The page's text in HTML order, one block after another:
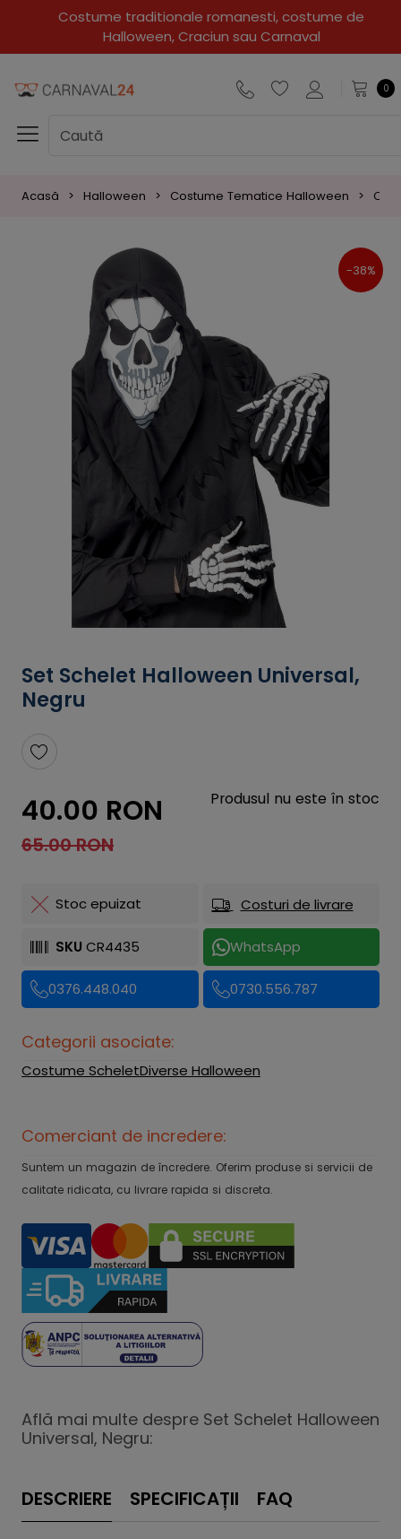
Costume traditionale romanesti, costume de
Halloween, Craciun sau Carnaval
0
Acasă Halloween Costume Tematice Halloween
-38%
Set Schelet Halloween Universal,
Negru
40.00 RON
65.00 RON
Produsul nu este în stoc
Stoc epuizat Costuri de livrare
SKU CR4435 WhatsApp
0376.448.040 0730.556.787
Categorii asociate:
Costume ScheletDiverse Halloween
Comerciant de incredere:
Suntem un magazin de încredere. Oferim produse si servicii de
calitate ridicata, cu livrare rapida si discreta.
Află mai multe despre Set Schelet Halloween
Universal, Negru:
DESCRIERE SPECIFICAȚII FAQ